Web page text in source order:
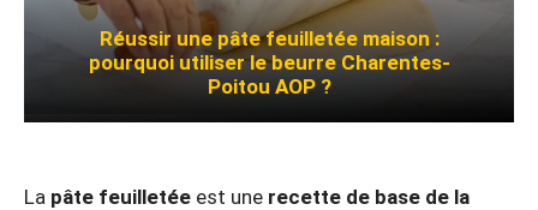
Réussir une pâte feuilletée maison :
pourquoi utiliser le beurre Charentes-
Poitou AOP ?
La pâte feuilletée est une recette de base de la